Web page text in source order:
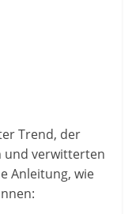
Trend, der
und verwitterten
Anleitung, wie